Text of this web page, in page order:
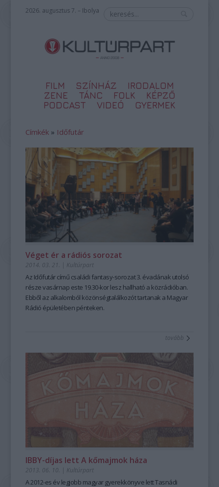
2026. augusztus 7. – Ibolya
FILM SZÍNHÁZ
IRODALOM
ZENE
TÁNC FOLK
KÉPZŐ
PODCAST
VIDEÓ GYERMEK
Címkék » Időfutár
Véget ér a rádiós sorozat
2014. 03. 21. | Kultúrpart
Az Időfutárcímű családi fantasy-sorozat3. évadának utolsó
része vasárnap este 19.30-kor lesz hallható a közrádióban.
Ebből az alkalomból közönségtalálkozót tartanak a Magyar
Rádió épületében pénteken.
tovább
IBBY-díjas lett A kőmajmok háza
2013. 06. 10. | Kultúrpart
A 2012-es év legjobb magyar gyerekkönyve lettTasnádi